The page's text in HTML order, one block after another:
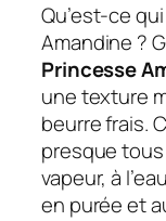
Qu’est-ce
Amandine ?
Princesse
une texture
beurre frais.
presque
vapeur, à
en purée et